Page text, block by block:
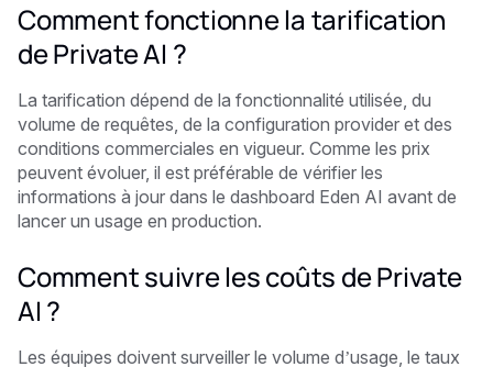
Comment fonctionne la tarification
de Private AI ?
La tarification dépend de la fonctionnalité utilisée, du
volume de requêtes, de la configuration provider et des
conditions commerciales en vigueur. Comme les prix
peuvent évoluer, il est préférable de vérifier les
informations à jour dans le dashboard Eden AI avant de
lancer un usage en production.
Comment suivre les coûts de Private
AI ?
Les équipes doivent surveiller le volume d’usage, le taux